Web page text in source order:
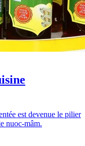
est devenue le pilier
nuoc-mâm.